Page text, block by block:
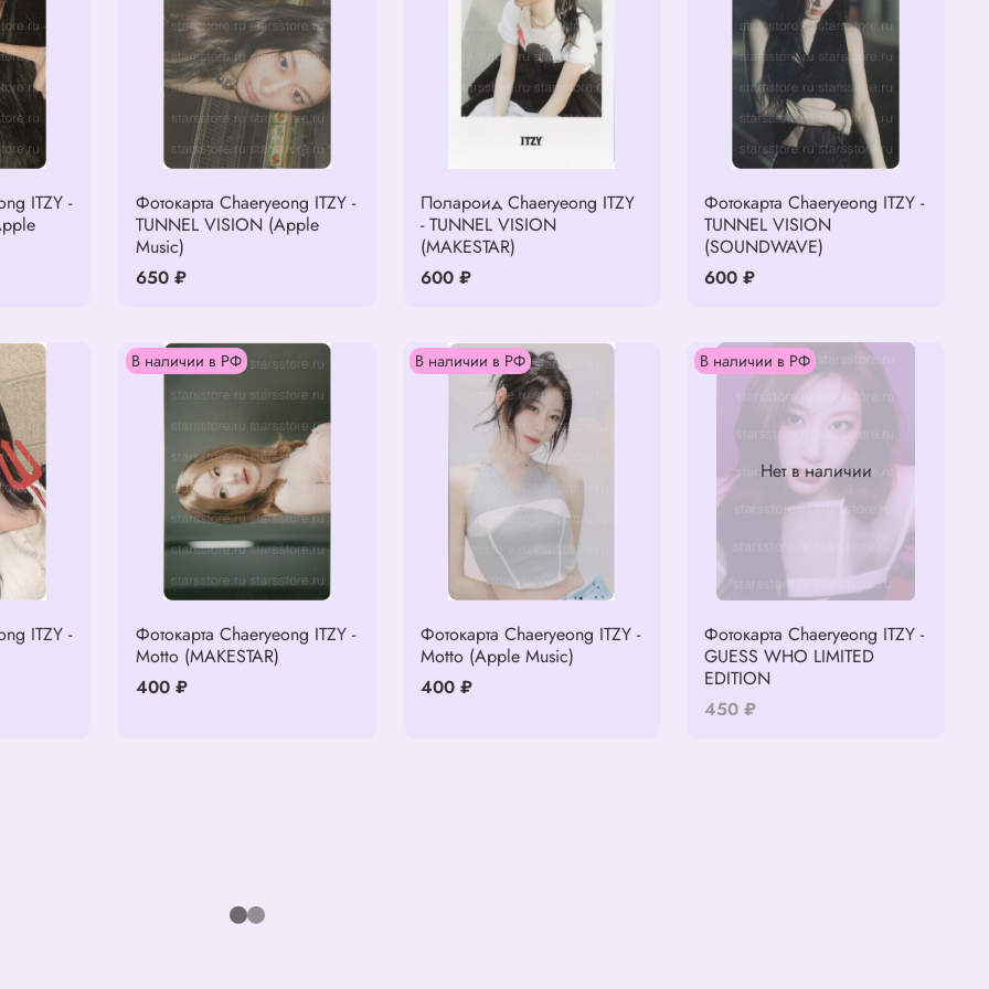
ITZY -
Фотокарта Chaeryeong ITZY -
TUNNEL VISION (Apple
Music)
650 ₽
Полароид Chaeryeong ITZY
- TUNNEL VISION
(MAKESTAR)
600 ₽
Фотокарта Chaeryeong ITZY -
TUNNEL VISION
(SOUNDWAVE)
600 ₽
ITZY -
В наличии в РФ
Фотокарта Chaeryeong ITZY -
Motto (MAKESTAR)
400 ₽
В наличии в РФ
Фотокарта Chaeryeong ITZY -
Motto (Apple Music)
400 ₽
Нет в наличии
В наличии в РФ
Фотокарта Chaeryeong ITZY -
GUESS WHO LIMITED
EDITION
450 ₽